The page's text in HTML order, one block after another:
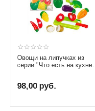
Овощи на липучках из
серии "Что есть на кухне?"
98,00 руб.